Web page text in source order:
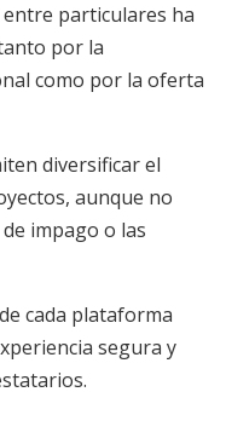
particulares ha
por la
como por la oferta
diversificar el
aunque no
impago o las
cada plataforma
segura y